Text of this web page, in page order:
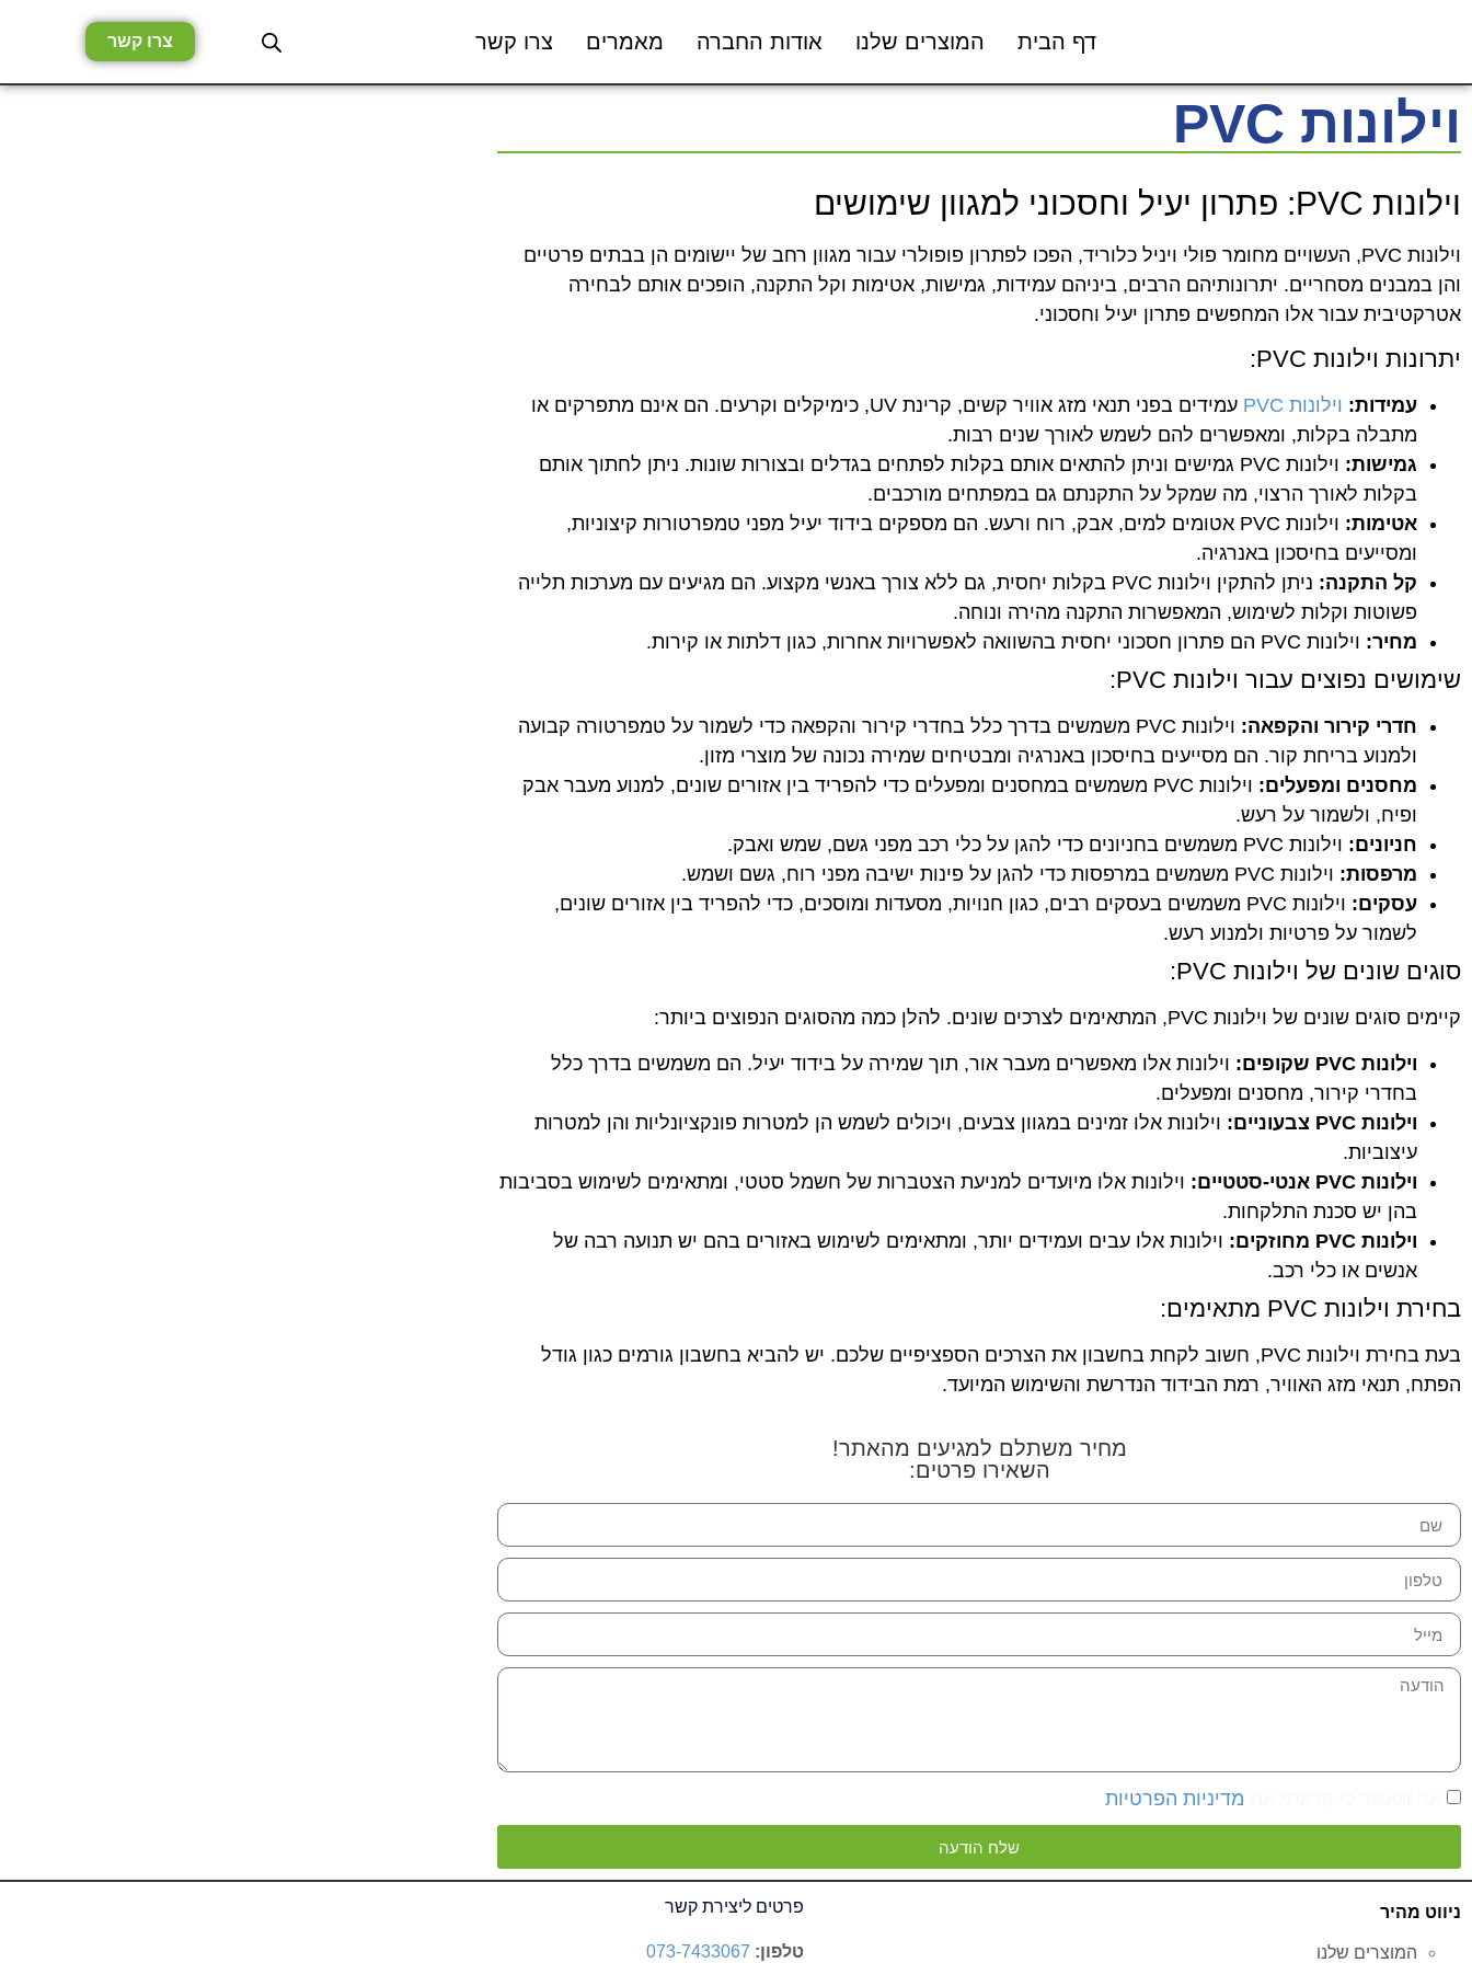
דף הבית המוצרים שלנו אודות החברה מאמרים צרו קשר צרו קשר
וילונות PVC
וילונות PVC: פתרון יעיל וחסכוני למגוון שימושים
וילונות PVC, העשויים מחומר פולי ויניל כלוריד, הפכו לפתרון פופולרי עבור מגוון רחב של יישומים הן בבתים פרטיים
והן במבנים מסחריים. יתרונותיהם הרבים, ביניהם עמידות, גמישות, אטימות וקל התקנה, הופכים אותם לבחירה
אטרקטיבית עבור אלו המחפשים פתרון יעיל וחסכוני.
יתרונות וילונות PVC:
עמידות: וילונות PVC
עמידים בפני תנאי מזג אוויר קשים, קרינת UV, כימיקלים וקרעים. הם אינם מתפרקים או
מתבלה בקלות, ומאפשרים להם לשמש לאורך שנים רבות.
גמישות:
וילונות PVC גמישים וניתן להתאים אותם בקלות לפתחים בגדלים ובצורות שונות. ניתן לחתוך אותם
בקלות לאורך הרצוי, מה שמקל על התקנתם גם במפתחים מורכבים.
אטימות:
וילונות PVC אטומים למים, אבק, רוח ורעש. הם מספקים בידוד יעיל מפני טמפרטורות קיצוניות,
ומסייעים בחיסכון באנרגיה.
קל התקנה:
ניתן להתקין וילונות PVC בקלות יחסית, גם ללא צורך באנשי מקצוע. הם מגיעים עם מערכות תלייה
פשוטות וקלות לשימוש, המאפשרות התקנה מהירה ונוחה.
מחיר: וילונות PVC הם פתרון חסכוני יחסית בהשוואה לאפשרויות אחרות, כגון דלתות או קירות.
שימושים נפוצים עבור וילונות PVC:
חדרי קירור והקפאה:
וילונות PVC משמשים בדרך כלל בחדרי קירור והקפאה כדי לשמור על טמפרטורה קבועה
ולמנוע בריחת קור. הם מסייעים בחיסכון באנרגיה ומבטיחים שמירה נכונה של מוצרי מזון.
מחסנים ומפעלים:
וילונות PVC משמשים במחסנים ומפעלים כדי להפריד בין אזורים שונים, למנוע מעבר אבק
ופיח, ולשמור על רעש.
חניונים: וילונות PVC משמשים בחניונים כדי להגן על כלי רכב מפני גשם, שמש ואבק.
מרפסות: וילונות PVC משמשים במרפסות כדי להגן על פינות ישיבה מפני רוח, גשם ושמש.
עסקים:
וילונות PVC משמשים בעסקים רבים, כגון חנויות, מסעדות ומוסכים, כדי להפריד בין אזורים שונים,
לשמור על פרטיות ולמנוע רעש.
סוגים שונים של וילונות PVC:
קיימים סוגים שונים של וילונות PVC, המתאימים לצרכים שונים. להלן כמה מהסוגים הנפוצים ביותר:
וילונות PVC שקופים:
וילונות אלו מאפשרים מעבר אור, תוך שמירה על בידוד יעיל. הם משמשים בדרך כלל
בחדרי קירור, מחסנים ומפעלים.
וילונות PVC צבעוניים:
וילונות אלו זמינים במגוון צבעים, ויכולים לשמש הן למטרות פונקציונליות והן למטרות
עיצוביות.
וילונות PVC אנטי-סטטיים:
וילונות אלו מיועדים למניעת הצטברות של חשמל סטטי, ומתאימים לשימוש בסביבות
בהן יש סכנת התלקחות.
וילונות PVC מחוזקים:
וילונות אלו עבים ועמידים יותר, ומתאימים לשימוש באזורים בהם יש תנועה רבה של
אנשים או כלי רכב.
בחירת וילונות PVC מתאימים:
בעת בחירת וילונות PVC, חשוב לקחת בחשבון את הצרכים הספציפיים שלכם. יש להביא בחשבון גורמים כגון גודל
הפתח, תנאי מזג האוויר, רמת הבידוד הנדרשת והשימוש המיועד.
מחיר משתלם למגיעים מהאתר!
השאירו פרטים:
מדיניות הפרטיות
שלח הודעה
ניווט מהיר
המוצרים שלנו
פרטים ליצירת קשר
טלפון: 073-7433067